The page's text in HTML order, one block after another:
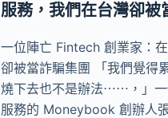
服務，我們在台灣卻被
一位陣亡 Fintech 創業家：
卻被當詐騙集團 「我們覺得
燒下去也不是辦法⋯⋯，」一
服務的 Moneybook 創辦人